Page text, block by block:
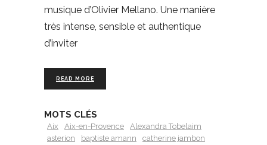
musique d’Olivier Mellano. Une manière
très intense, sensible et authentique
d’inviter
READ MORE
MOTS CLÉS
Aix Aix-en-Provence
Alexandra Tobelaim
asterion
baptiste amann
catherine jambon